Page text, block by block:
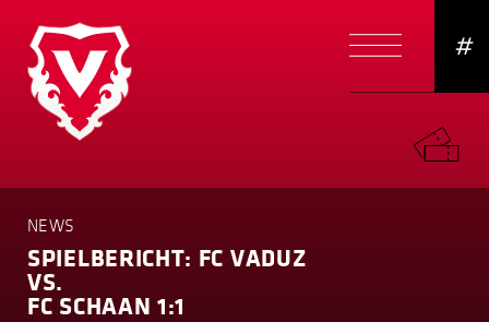
#
NEWS
SPIELBERICHT: FC VADUZ
VS.
FC SCHAAN 1:1